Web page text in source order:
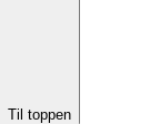
Til toppen